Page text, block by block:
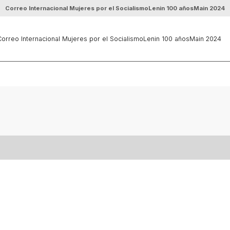
Correo Internacional Mujeres por el SocialismoLenin 100 añosMain 2024
Internacional Mujeres por el SocialismoLenin 100 añosMain 2024